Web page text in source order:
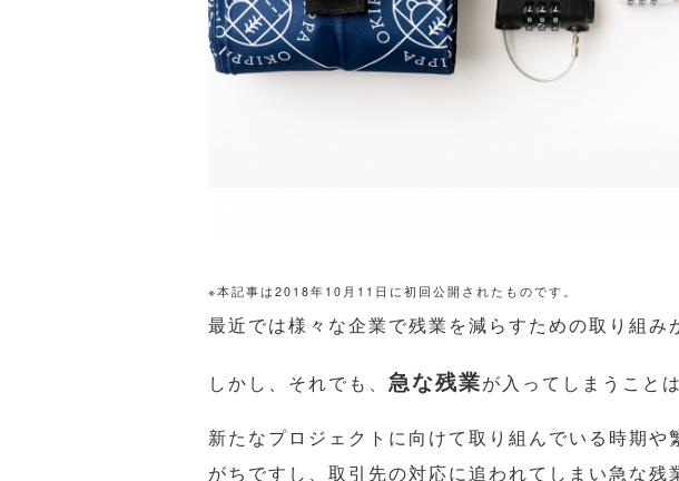
※本記事は2018年10月11日に初回公開されたものです。
最近では様々な企業で残業を減らすための取り組み
しかし、それでも、 急な残業が入ってしまうこと
新たなプロジェクトに向けて取り組んでいる時期
がちですし、取引先の対応に追われてしまい急な残